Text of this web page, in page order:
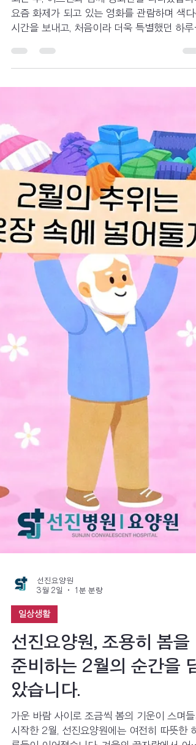
화관입니다, 어르신들과
선진요양원
선진요양원, 조용히 봄을